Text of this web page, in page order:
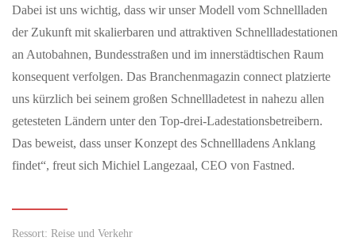
Dabei ist uns wichtig, dass wir unser Modell vom Schnellladen
der Zukunft mit skalierbaren und attraktiven Schnellladestationen
an Autobahnen, Bundesstraßen und im innerstädtischen Raum
konsequent verfolgen. Das Branchenmagazin connect platzierte
uns kürzlich bei seinem großen Schnellladetest in nahezu allen
getesteten Ländern unter den Top-drei-Ladestationsbetreibern.
Das beweist, dass unser Konzept des Schnellladens Anklang
findet“, freut sich Michiel Langezaal, CEO von Fastned.
Ressort: Reise und Verkehr